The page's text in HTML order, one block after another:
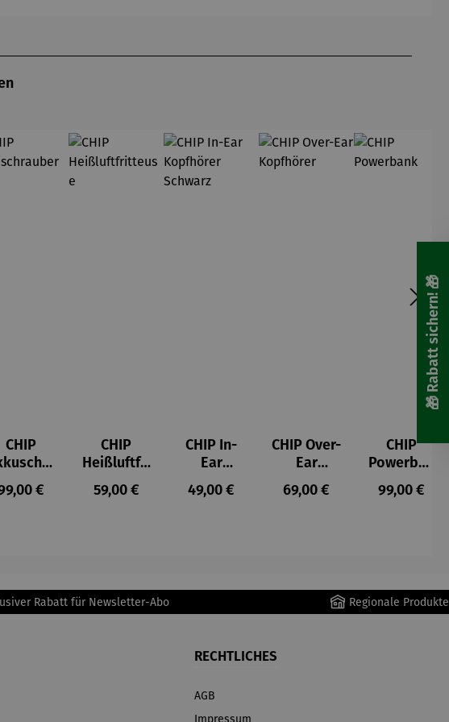
CHIP
uber
Preis:
€
CHIP
Heißluftfri
tteuse
Regulärer Preis:
59,00 €
CHIP In-
Ear
Kopfhörer
Schwarz
Regulärer Preis:
49,00 €
CHIP Over-
Ear
Kopfhörer
Regulärer Preis:
69,00 €
CHIP
Powerban
k
Regulärer
99,00 €
Rabatt für Newsletter-Abo Regionale Produkte
RECHTLICHES
AGB
Impressum
🎁 Rabatt sichern! 🎁